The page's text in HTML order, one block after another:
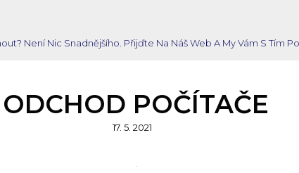
Není Nic Snadnějšího. Přijďte Na Náš Web A My Vám S Tím
ODCHOD POČÍTAČE
Posted
17. 5. 2021